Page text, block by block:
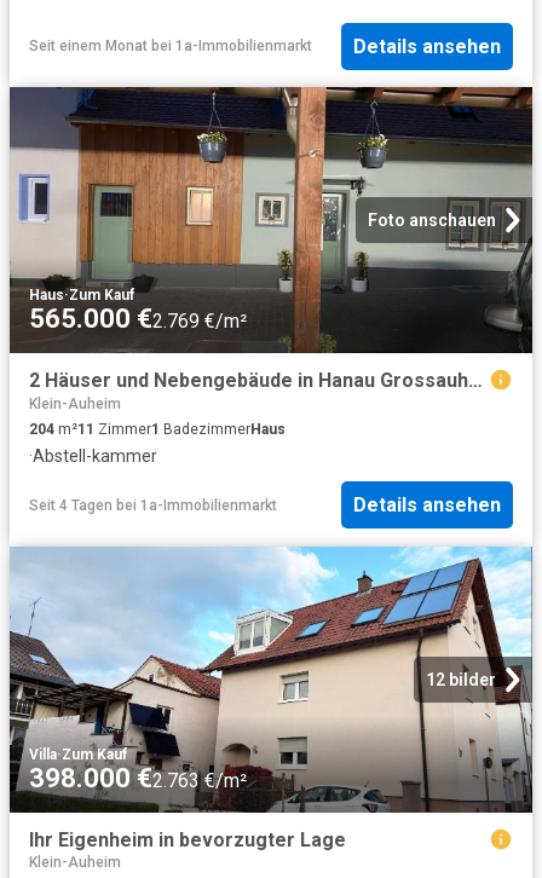
Seit einem Monat bei 1a-Immobilienmarkt Details ansehen
Foto anschauen
Haus·Zum Kauf
565.000 €2.769 €/m²
2 Häuser und Nebengebäude in Hanau Grossauheim
Klein-Auheim
204 m²11 Zimmer1 BadezimmerHaus
·Abstell-kammer
Seit 4 Tagen bei 1a-Immobilienmarkt Details ansehen
12 bilder
Villa·Zum Kauf
398.000 €2.763 €/m²
Ihr Eigenheim in bevorzugter Lage
Klein-Auheim